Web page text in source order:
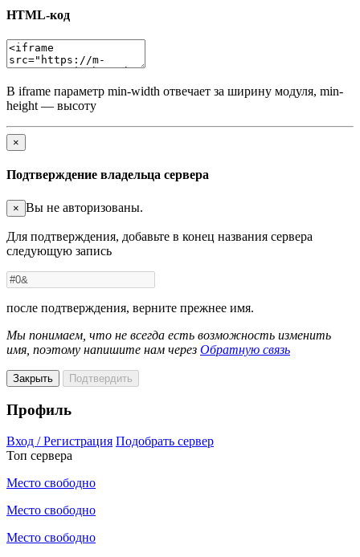
HTML-код
В iframe параметр min-width отвечает за ширину модуля, min-
height — высоту
×
Подтверждение владельца сервера
× Вы не авторизованы.
Для подтверждения, добавьте в конец названия сервера
следующую запись
после подтверждения, верните прежнее имя.
Мы понимаем, что не всегда есть возможность изменить
имя, поэтому напишите нам через Обратную связь
Закрыть Подтвердить
Профиль
Вход / Регистрация Подобрать сервер
Топ сервера
Место свободно
Место свободно
Место свободно